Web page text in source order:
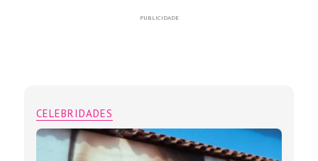
PUBLICIDADE
CELEBRIDADES